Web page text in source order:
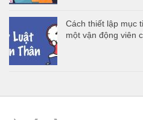
Cách thiết lập mục
một vận động viên